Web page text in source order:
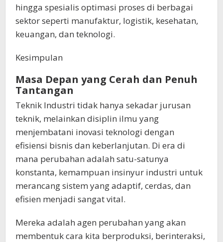
hingga spesialis optimasi proses di berbagai
sektor seperti manufaktur, logistik, kesehatan,
keuangan, dan teknologi.​
Kesimpulan
Masa Depan yang Cerah dan Penuh
Tantangan
Teknik Industri tidak hanya sekadar jurusan
teknik, melainkan disiplin ilmu yang
menjembatani inovasi teknologi dengan
efisiensi bisnis dan keberlanjutan. Di era di
mana perubahan adalah satu-satunya
konstanta, kemampuan insinyur industri untuk
merancang sistem yang adaptif, cerdas, dan
efisien menjadi sangat vital.
Mereka adalah agen perubahan yang akan
membentuk cara kita berproduksi, berinteraksi,